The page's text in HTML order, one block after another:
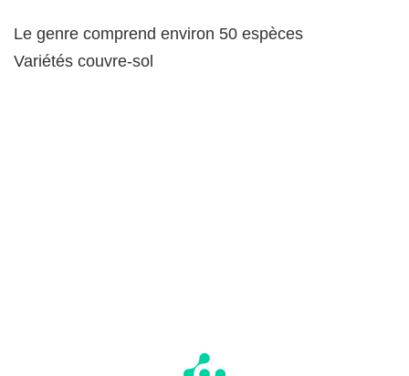
Le genre comprend environ 50 espèces
Variétés couvre-sol